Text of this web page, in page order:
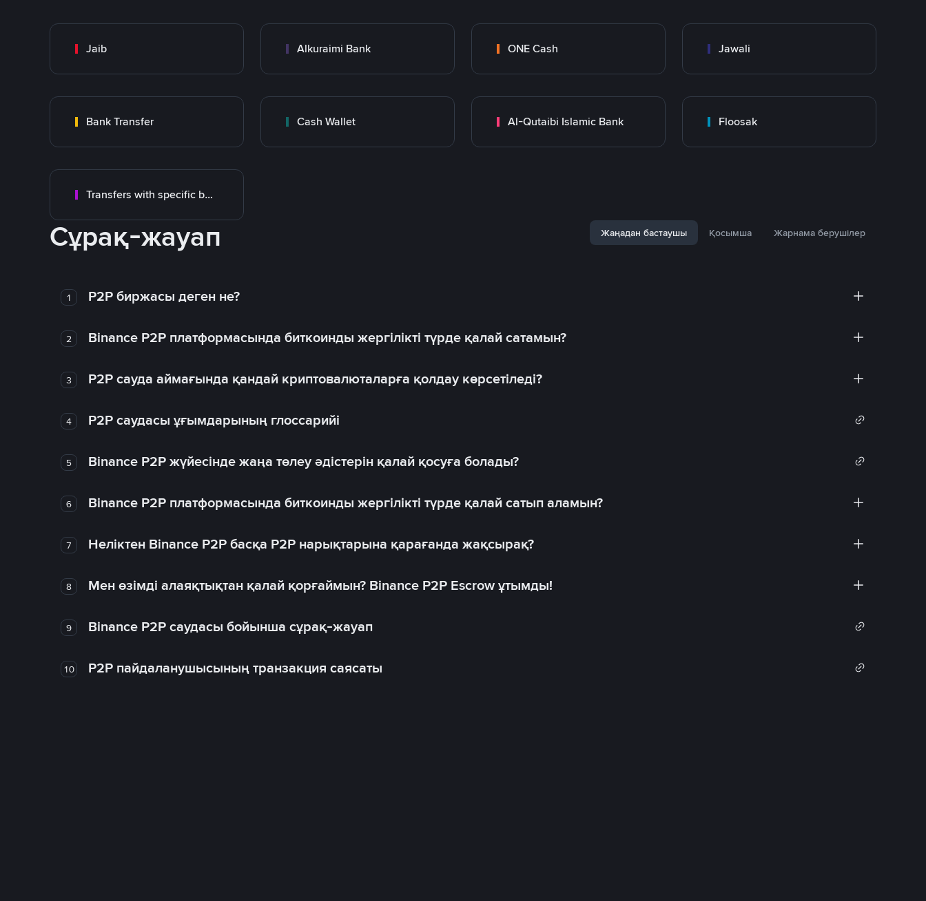
Jaib Alkuraimi Bank ONE Cash Jawali
Bank Transfer Cash Wallet Al-Qutaibi Islamic Bank Floosak
Transfers with specific bank
Сұрақ-жауап Жаңадан бастаушы Қосымша Жарнама берушілер
1 P2P биржасы деген не?
2 Binance P2P платформасында биткоинды жергілікті түрде қалай сатамын?
3 P2P сауда аймағында қандай криптовалюталарға қолдау көрсетіледі?
4 P2P саудасы ұғымдарының глоссарийі
5 Binance P2P жүйесінде жаңа төлеу әдістерін қалай қосуға болады?
6 Binance P2P платформасында биткоинды жергілікті түрде қалай сатып аламын?
7 Неліктен Binance P2P басқа P2P нарықтарына қарағанда жақсырақ?
8 Мен өзімді алаяқтықтан қалай қорғаймын? Binance P2P Escrow ұтымды!
9 Binance P2P саудасы бойынша сұрақ-жауап
10 P2P пайдаланушысының транзакция саясаты